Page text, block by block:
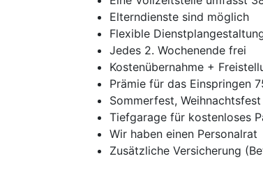
Elterndienste sind möglich
Flexible
Jedes 2. Wochenende frei
Kostenübernahme +
Prämie für das Einspringen
Sommerfest,
Tiefgarage für kostenloses
Wir haben einen Personalrat
Zusätzliche Versicherung